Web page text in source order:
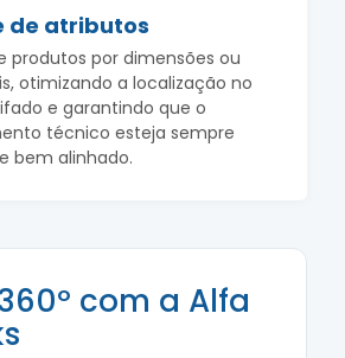
de atributos
produtos por dimensões ou
otimizando a localização no
e garantindo que o
técnico esteja sempre
bem alinhado.
com a Alfa